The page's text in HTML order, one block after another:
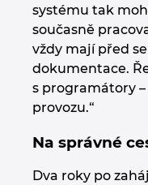
systému tak
současně
vždy mají před
dokumentace.
s programátory
provozu.“
Na správné
Dva roky po